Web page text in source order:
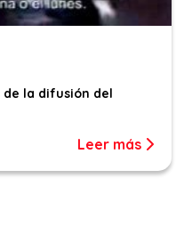
de la difusión del
Leer más